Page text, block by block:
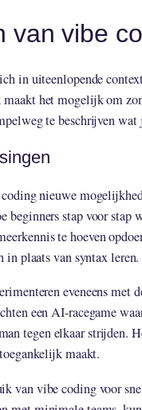
van vibe
in uiteenlopende
het mogelijk om
te beschrijven wat
nieuwe
beginners stap voor
te hoeven
in plaats van syntax leren.
eveneens
een AI-racegame
tegen elkaar strijden.
maakt.
van vibe coding voor